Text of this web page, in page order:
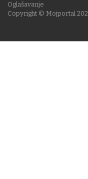
Copyright © Mojportal
Oglašavanje